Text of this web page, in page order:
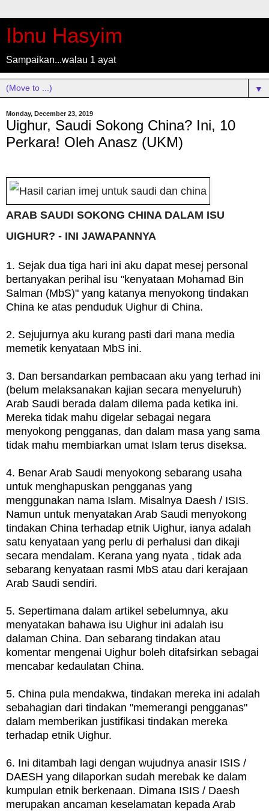
Ibnu Hasyim
Sampaikan...walau 1 ayat
▼
Monday, December 23, 2019
Uighur, Saudi Sokong China? Ini, 10
Perkara! Oleh Anasz (UKM)
ARAB SAUDI SOKONG CHINA DALAM ISU
UIGHUR? - INI JAWAPANNYA
1. Sejak dua tiga hari ini aku dapat mesej personal
bertanyakan perihal isu "kenyataan Mohamad Bin
Salman (MbS)" yang katanya menyokong tindakan
China ke atas penduduk Uighur di China.
2. Sejujurnya aku kurang pasti dari mana media
memetik kenyataan MbS ini.
3. Dan bersandarkan pembacaan aku yang terhad ini
(belum melaksanakan kajian secara menyeluruh)
Arab Saudi berada dalam dilema pada ketika ini.
Mereka tidak mahu digelar sebagai negara
menyokong pengganas, dan dalam masa yang sama
tidak mahu membiarkan umat Islam terus diseksa.
4. Benar Arab Saudi menyokong sebarang usaha
untuk menghapuskan pengganas yang
menggunakan nama Islam. Misalnya Daesh / ISIS.
Namun untuk menyatakan Arab Saudi menyokong
tindakan China terhadap etnik Uighur, ianya adalah
satu kenyataan yang perlu di perhalusi dan dikaji
secara mendalam. Kerana yang nyata , tidak ada
sebarang kenyataan rasmi MbS atau dari kerajaan
Arab Saudi sendiri.
5. Sepertimana dalam artikel sebelumnya, aku
menyatakan bahawa isu Uighur ini adalah isu
dalaman China. Dan sebarang tindakan atau
komentar mengenai Uighur boleh ditafsirkan sebagai
mencabar kedaulatan China.
5. China pula mendakwa, tindakan mereka ini adalah
sebahagian dari tindakan "memerangi pengganas"
dalam memberikan justifikasi tindakan mereka
terhadap etnik Uighur.
6. Ini ditambah lagi dengan wujudnya anasir ISIS /
DAESH yang dilaporkan sudah merebak ke dalam
kumpulan etnik berkenaan. Dimana ISIS / Daesh
merupakan ancaman keselamatan kepada Arab